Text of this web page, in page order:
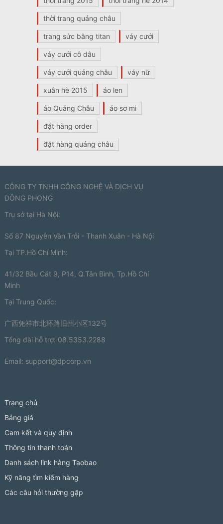
thời trang quảng châu
trang sức bằng titan váy cưới
váy cưới cô dâu
váy cưới quảng châu váy nữ
xuân hè 2015 áo len
áo Quảng Châu áo sơ mi
đặt hàng order
đặt hàng quảng châu
CÔNG TY TNHH CÔNG NGHỆ VÀ DỊCH VỤ
ĐÔNG PHONG
Trụ sở tại Hà Nội:
Số 87 Nguyễn Văn Trỗi - Thanh Xuân - Hà Nội
Tại TP.Hồ Chí Minh:
41/32 Bầu Cát 9, P14, Q.Tân Bình, Tp.Hồ Chí
Minh
Tại Trung Quốc:
广西凭祥市北环路旧州小区132号
Tổng đài hỗ trợ: 08.5353.2288
Email: support@dpcorp.vn
Trang chủ
Bảng giá
Cam kết và quy định
Thông tin thanh toán
Danh sách link hàng Taobao
Kỹ năng tìm kiếm hàng
Các câu hỏi thường gặp